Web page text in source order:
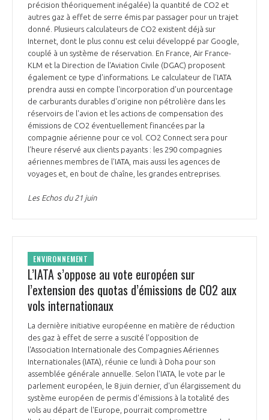
précision théoriquement inégalée) la quantité de CO2 et
autres gaz à effet de serre émis par passager pour un trajet
donné. Plusieurs calculateurs de CO2 existent déjà sur
Internet, dont le plus connu est celui développé par Google,
couplé à un système de réservation. En France, Air France-
KLM et la Direction de l'Aviation Civile (DGAC) proposent
également ce type d'informations. Le calculateur de l'IATA
prendra aussi en compte l'incorporation d'un pourcentage
de carburants durables d'origine non pétrolière dans les
réservoirs de l'avion et les actions de compensation des
émissions de CO2 éventuellement financées par la
compagnie aérienne pour ce vol. CO2 Connect sera pour
l’heure réservé aux clients payants : les 290 compagnies
aériennes membres de l'IATA, mais aussi les agences de
voyages et, en bout de chaîne, les grandes entreprises.
Les Echos du 21 juin
ENVIRONNEMENT
L’IATA s’oppose au vote européen sur
l’extension des quotas d’émissions de CO2 aux
vols internationaux
La dernière initiative européenne en matière de réduction
des gaz à effet de serre a suscité l’opposition de
l'Association Internationale des Compagnies Aériennes
Internationales (IATA), réunie ce lundi à Doha pour son
assemblée générale annuelle. Selon l'IATA, le vote par le
parlement européen, le 8 juin dernier, d'un élargissement du
système européen de permis d'émissions à la totalité des
vols au départ de l'Europe, pourrait compromettre